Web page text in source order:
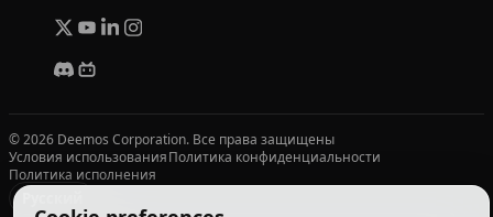
© 2026 Deemos Corporation. Все права защищены
Условия использованияПолитика конфиденциальности
Политика исполнения